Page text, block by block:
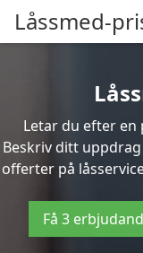
Låssmed-
Letar du efter en
Beskriv ditt
offerter på
Få 3